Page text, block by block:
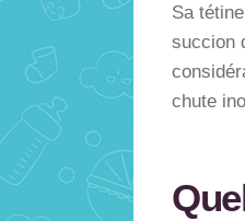
Sa
succion
chute